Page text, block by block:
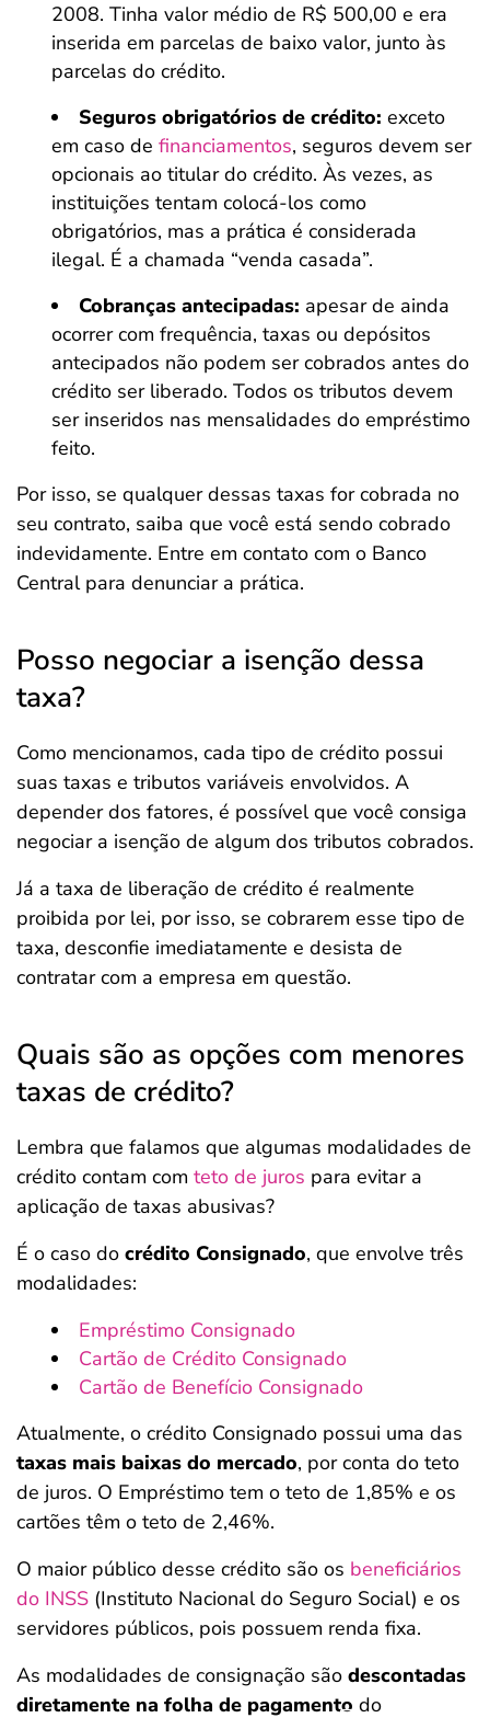
2008. Tinha valor médio de R$ 500,00 e era
inserida em parcelas de baixo valor, junto às
parcelas do crédito.
Seguros obrigatórios de crédito: exceto
em caso de financiamentos, seguros devem ser
opcionais ao titular do crédito. Às vezes, as
instituições tentam colocá-los como
obrigatórios, mas a prática é considerada
ilegal. É a chamada “venda casada”.
Cobranças antecipadas: apesar de ainda
ocorrer com frequência, taxas ou depósitos
antecipados não podem ser cobrados antes do
crédito ser liberado. Todos os tributos devem
ser inseridos nas mensalidades do empréstimo
feito.
Por isso, se qualquer dessas taxas for cobrada no
seu contrato, saiba que você está sendo cobrado
indevidamente. Entre em contato com o Banco
Central para denunciar a prática.
Posso negociar a isenção dessa
taxa?
Como mencionamos, cada tipo de crédito possui
suas taxas e tributos variáveis envolvidos. A
depender dos fatores, é possível que você consiga
negociar a isenção de algum dos tributos cobrados.
Já a taxa de liberação de crédito é realmente
proibida por lei, por isso, se cobrarem esse tipo de
taxa, desconfie imediatamente e desista de
contratar com a empresa em questão.
Quais são as opções com menores
taxas de crédito?
Lembra que falamos que algumas modalidades de
crédito contam com teto de juros para evitar a
aplicação de taxas abusivas?
É o caso do crédito Consignado, que envolve três
modalidades:
Empréstimo Consignado
Cartão de Crédito Consignado
Cartão de Benefício Consignado
Atualmente, o crédito Consignado possui uma das
taxas mais baixas do mercado, por conta do teto
de juros. O Empréstimo tem o teto de 1,85% e os
cartões têm o teto de 2,46%.
O maior público desse crédito são os beneficiários
do INSS (Instituto Nacional do Seguro Social) e os
servidores públicos, pois possuem renda fixa.
As modalidades de consignação são descontadas
diretamente na folha de pagamento do